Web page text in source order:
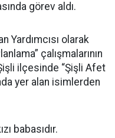
görev aldı.
Yardımcısı olarak
çalışmalarının
ilçesinde “Şişli Afet
yer alan isimlerden
babasıdır.